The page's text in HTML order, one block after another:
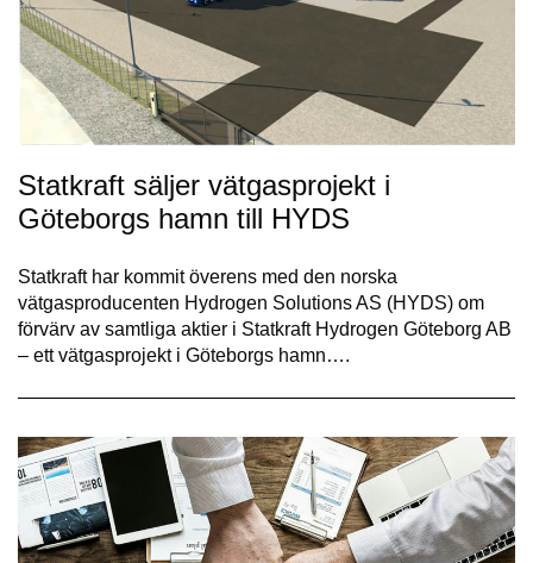
Statkraft säljer vätgasprojekt i
Göteborgs hamn till HYDS
Statkraft har kommit överens med den norska
vätgasproducenten Hydrogen Solutions AS (HYDS) om
förvärv av samtliga aktier i Statkraft Hydrogen Göteborg AB
– ett vätgasprojekt i Göteborgs hamn….